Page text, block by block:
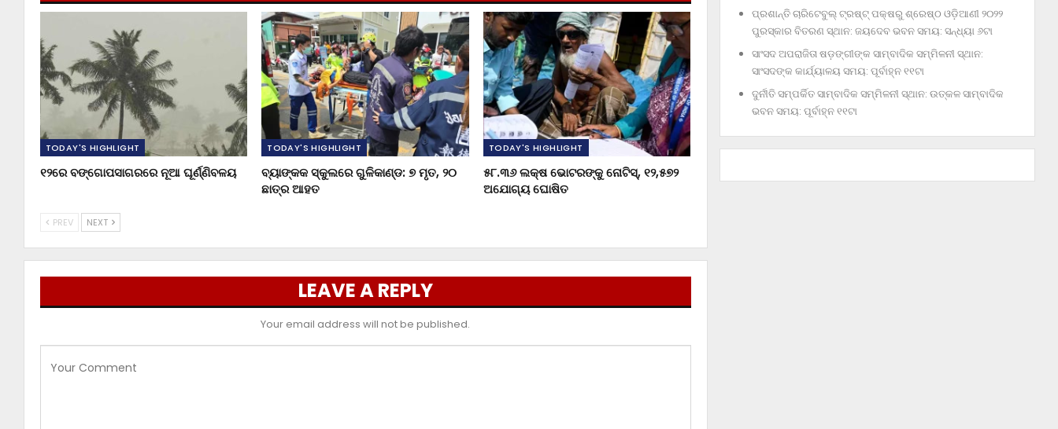
TODAY'S HIGHLIGHT
୧୨ରେ ବଙ୍ଗୋପସାଗରରେ ନୂଆ ଘୂର୍ଣ୍ଣିବଳୟ
TODAY'S HIGHLIGHT
ବ୍ୟାଙ୍କକ ସ୍କୁଲରେ ଗୁଳିକାଣ୍ଡ: ୭ ମୃତ, ୨୦
ଛାତ୍ର ଆହତ
TODAY'S HIGHLIGHT
୫୮.୩୬ ଲକ୍ଷ ଭୋଟରଙ୍କୁ ନୋଟିସ୍‌, ୧୨,୫୭୨
ଅଯୋଗ୍ୟ ଘୋଷିତ
PREV NEXT
LEAVE A REPLY
Your email address will not be published.
ପ୍ରଶାନ୍ତି ଚାରିଟେବୁଲ୍‌ ଟ୍ରଷ୍ଟ୍‌ ପକ୍ଷରୁ ଶ୍ରେଷ୍ଠ ଓଡ଼ିଆଣୀ ୨୦୨୨
ପୁରସ୍କାର ବିତରଣ ସ୍ଥାନ: ଜୟଦେବ ଭବନ ସମୟ: ସନ୍ଧ୍ୟା ୬ଟା
ସାଂସଦ ଅପରାଜିତା ଷଡ଼ଙ୍ଗୀଙ୍କ ସାମ୍ବାଦିକ ସମ୍ମିଳନୀ ସ୍ଥାନ:
ସାଂସଦଙ୍କ କାର୍ଯ୍ୟାଳୟ ସମୟ: ପୂର୍ବାହ୍ନ ୧୧ଟା
ଦୁର୍ନୀତି ସମ୍ପର୍କିତ ସାମ୍ବାଦିକ ସମ୍ମିଳନୀ ସ୍ଥାନ: ଉତ୍କଳ ସାମ୍ବାଦିକ
ଭବନ ସମୟ: ପୂର୍ବାହ୍ନ ୧୧ଟା